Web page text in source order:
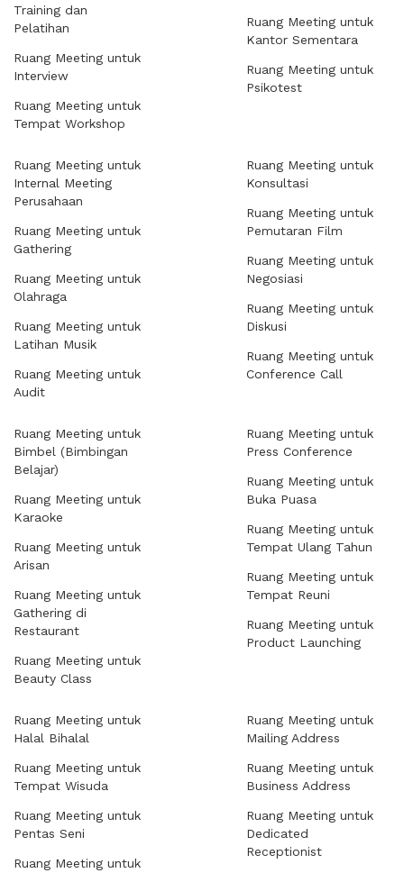
Training dan
Pelatihan
Ruang Meeting untuk
Interview
Ruang Meeting untuk
Tempat Workshop
Ruang Meeting untuk
Kantor Sementara
Ruang Meeting untuk
Psikotest
Ruang Meeting untuk
Internal Meeting
Perusahaan
Ruang Meeting untuk
Gathering
Ruang Meeting untuk
Olahraga
Ruang Meeting untuk
Latihan Musik
Ruang Meeting untuk
Audit
Ruang Meeting untuk
Konsultasi
Ruang Meeting untuk
Pemutaran Film
Ruang Meeting untuk
Negosiasi
Ruang Meeting untuk
Diskusi
Ruang Meeting untuk
Conference Call
Ruang Meeting untuk
Bimbel (Bimbingan
Belajar)
Ruang Meeting untuk
Karaoke
Ruang Meeting untuk
Arisan
Ruang Meeting untuk
Gathering di
Restaurant
Ruang Meeting untuk
Beauty Class
Ruang Meeting untuk
Press Conference
Ruang Meeting untuk
Buka Puasa
Ruang Meeting untuk
Tempat Ulang Tahun
Ruang Meeting untuk
Tempat Reuni
Ruang Meeting untuk
Product Launching
Ruang Meeting untuk
Halal Bihalal
Ruang Meeting untuk
Tempat Wisuda
Ruang Meeting untuk
Pentas Seni
Ruang Meeting untuk
Ruang Meeting untuk
Mailing Address
Ruang Meeting untuk
Business Address
Ruang Meeting untuk
Dedicated
Receptionist